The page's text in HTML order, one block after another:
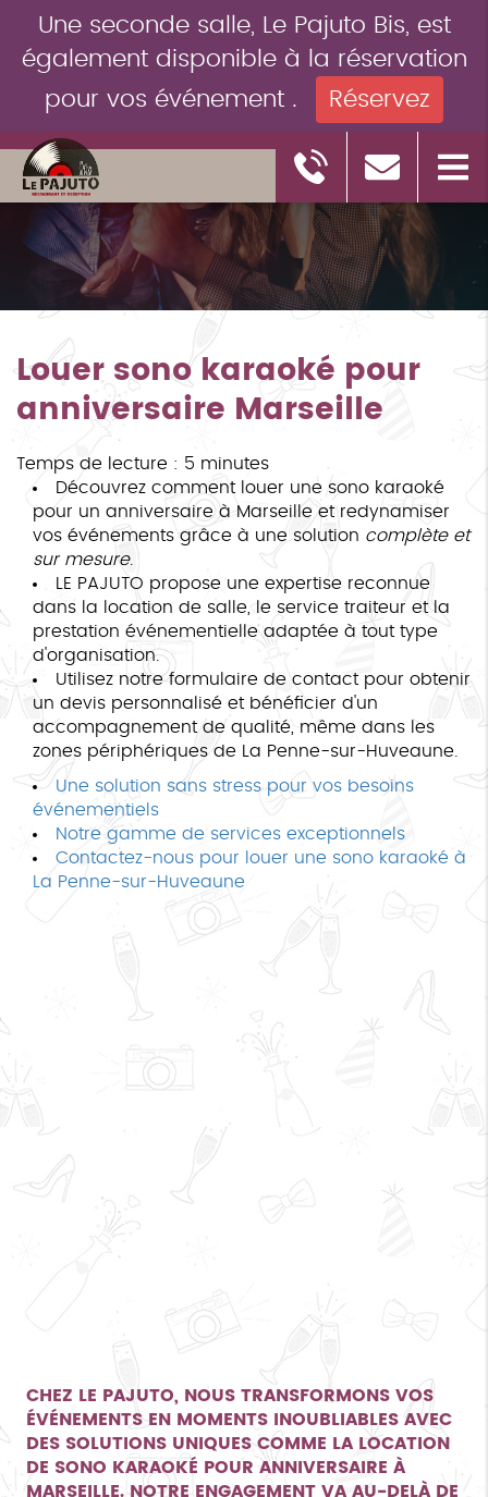
Une seconde salle, Le Pajuto Bis, est
également disponible à la réservation
pour vos événement .
Réservez
Louer sono karaoké pour
anniversaire Marseille
Temps de lecture : 5 minutes
Découvrez comment louer une sono karaoké
pour un anniversaire à Marseille et redynamiser
vos événements grâce à une solution complète et
sur mesure.
LE PAJUTO propose une expertise reconnue
dans la location de salle, le service traiteur et la
prestation événementielle adaptée à tout type
d'organisation.
Utilisez notre formulaire de contact pour obtenir
un devis personnalisé et bénéficier d'un
accompagnement de qualité, même dans les
zones périphériques de La Penne-sur-Huveaune.
Une solution sans stress pour vos besoins
événementiels
Notre gamme de services exceptionnels
Contactez-nous pour louer une sono karaoké à
La Penne-sur-Huveaune
CHEZ LE PAJUTO, NOUS TRANSFORMONS VOS
ÉVÉNEMENTS EN MOMENTS INOUBLIABLES AVEC
DES SOLUTIONS UNIQUES COMME LA LOCATION
DE SONO KARAOKÉ POUR ANNIVERSAIRE À
MARSEILLE. NOTRE ENGAGEMENT VA AU-DELÀ DE